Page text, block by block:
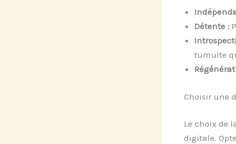
Détente :
tumulte
Choisir une
Le choix de
digitale.